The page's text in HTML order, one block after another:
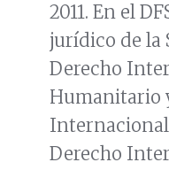
2011. En el
jurídico de la
Derecho
Humanitario
Derecho